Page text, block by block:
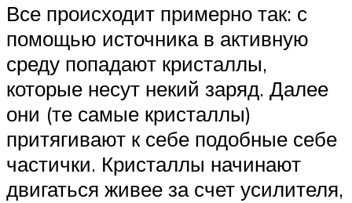
Все происходит примерно так: с
помощью источника в активную
среду попадают кристаллы,
которые несут некий заряд. Далее
они (те самые кристаллы)
притягивают к себе подобные себе
частички. Кристаллы начинают
двигаться живее за счет усилителя,